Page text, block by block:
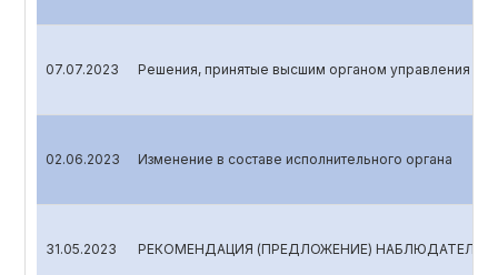
07.07.2023 Решения, принятые высшим органом управления
02.06.2023 Изменение в составе исполнительного органа
31.05.2023 РЕКОМЕНДАЦИЯ (ПРЕДЛОЖЕНИЕ)